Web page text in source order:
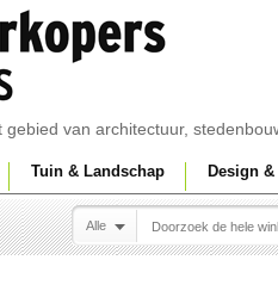
van architectuur,
Tuin & Landschap Design
Alle